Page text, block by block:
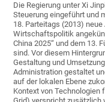
Die Regierung unter Xi
Steuerung eingeführt und
18. Parteitags (2013)
Wirtschaftspolitik
China 2025“ und dem 13.
sind. Vor diesem
Gestaltung und
Administration gestaltet
auf der lokalen Ebene
Kontext von Technologien